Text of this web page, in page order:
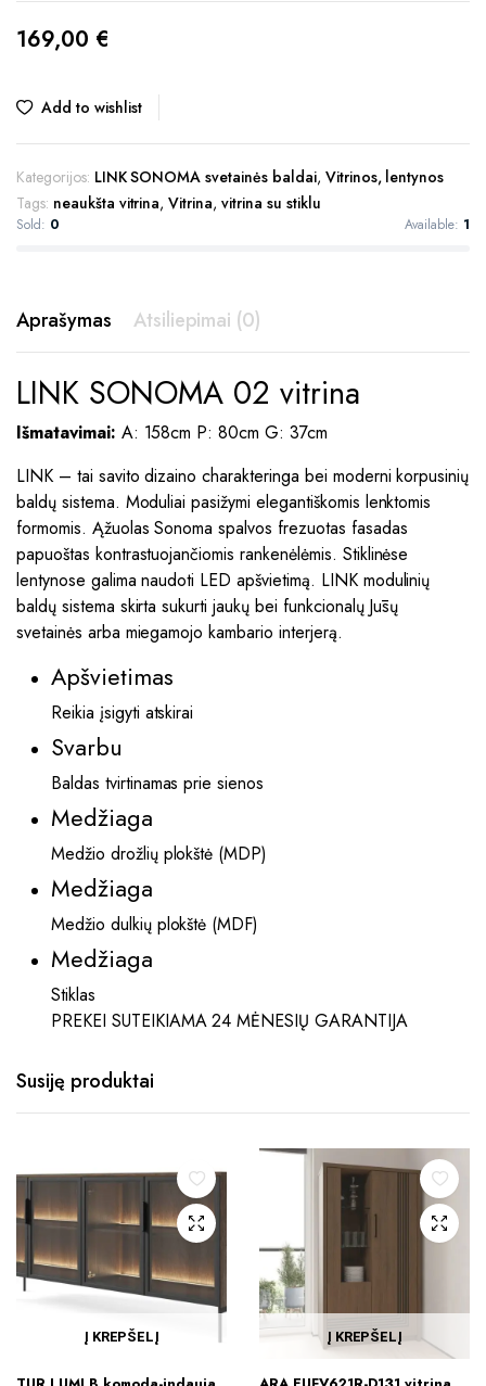
169,00 €
Add to wishlist
Kategorijos: LINK SONOMA svetainės baldai, Vitrinos, lentynos
Tags: neaukšta vitrina,Vitrina,vitrina su stiklu
Sold: 0 Available: 1
Aprašymas Atsiliepimai (0)
LINK SONOMA 02 vitrina
Išmatavimai: A: 158cm P: 80cm G: 37cm
LINK – tai savito dizaino charakteringa bei moderni korpusinių
baldų sistema. Moduliai pasižymi elegantiškomis lenktomis
formomis. Ąžuolas Sonoma spalvos frezuotas fasadas
papuoštas kontrastuojančiomis rankenėlėmis. Stiklinėse
lentynose galima naudoti LED apšvietimą. LINK modulinių
baldų sistema skirta sukurti jaukų bei funkcionalų Jūsų
svetainės arba miegamojo kambario interjerą.
Apšvietimas
Reikia įsigyti atskirai
Svarbu
Baldas tvirtinamas prie sienos
Medžiaga
Medžio drožlių plokštė (MDP)
Medžiaga
Medžio dulkių plokštė (MDF)
Medžiaga
Stiklas
PREKEI SUTEIKIAMA 24 MĖNESIŲ GARANTIJA
Susiję produktai
Į KREPŠELĮ Į KREPŠELĮ